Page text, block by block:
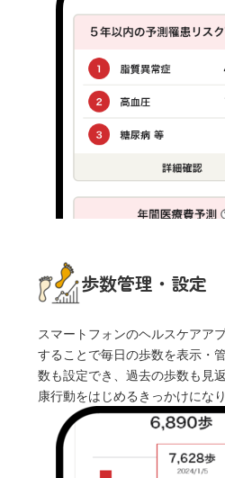
歩数管理・設定
スマートフォンのヘルスケアア
することで毎日の歩数を表示・
数も設定でき、過去の歩数も見
康行動をはじめるきっかけになり